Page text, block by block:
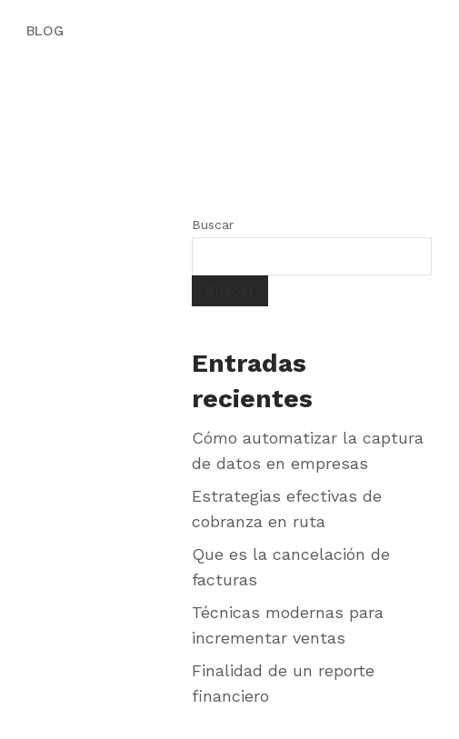
BLOG
Buscar
Entradas
recientes
Cómo automatizar la captura
de datos en empresas
Estrategias efectivas de
cobranza en ruta
Que es la cancelación de
facturas
Técnicas modernas para
incrementar ventas
Finalidad de un reporte
financiero